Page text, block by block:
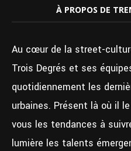
À PROPOS DE
Au cœur de la street-
Trois Degrés et ses
quotidiennement les
urbaines. Présent là où il
vous les tendances à
lumière les talents